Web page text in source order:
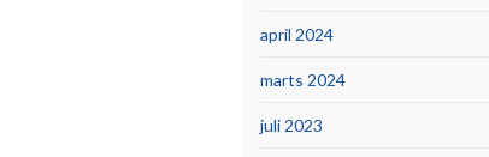
april 2024
marts 2024
juli 2023